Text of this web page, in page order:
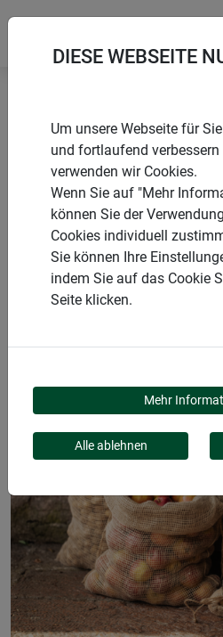
Startseite Säcke Jute
PRODUKTE
JUTE
DIESE WEBSEITE
Um unsere Webseite für
und fortlaufend verbessern
verwenden wir Cookies.
Wenn Sie auf "Mehr
können Sie der
Cookies individuell
Sie können Ihre
indem Sie auf das Cookie
Seite klicken.
Mehr
Alle ablehnen